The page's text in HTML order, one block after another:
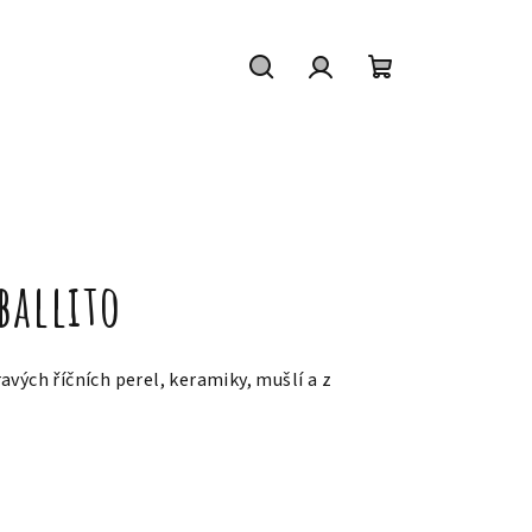
říčních perel, keramiky, mušlí a z